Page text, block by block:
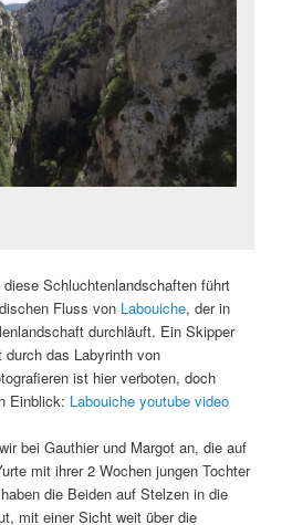
Schluchtenlandschaften führt
Fluss von Labouiche, der in
durchläuft. Ein Skipper
das Labyrinth von
ist hier verboten, doch
Einblick: Labouiche youtube video
bei Gauthier und Margot an, die auf
mit ihrer 2 Wochen jungen Tochter
die Beiden auf Stelzen in die
mit einer Sicht weit über die